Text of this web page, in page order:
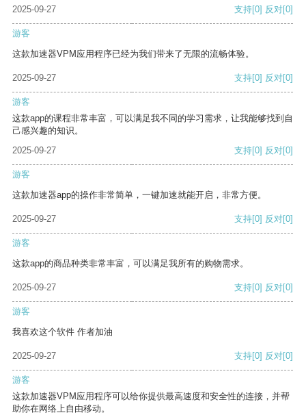
2025-09-27
支持[0] 反对[0]
游客
这款加速器VPM应用程序已经为我们带来了无限的流畅体验。
2025-09-27 支持[0] 反对[0]
游客
这款app的课程非常丰富，可以满足我不同的学习需求，让我能够找到自
己感兴趣的知识。
2025-09-27
支持[0] 反对[0]
游客
这款加速器app的操作非常简单，一键加速就能开启，非常方便。
2025-09-27 支持[0] 反对[0]
游客
这款app的商品种类非常丰富，可以满足我所有的购物需求。
2025-09-27 支持[0] 反对[0]
游客
我喜欢这个软件 作者加油
2025-09-27 支持[0] 反对[0]
游客
这款加速器VPM应用程序可以给你提供最高速度和安全性的连接，并帮
助你在网络上自由移动。